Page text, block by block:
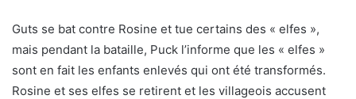
Guts se bat contre Rosine et tue certains des « elfes »,
mais pendant la bataille, Puck l’informe que les « elfes »
sont en fait les enfants enlevés qui ont été transformés.
Rosine et ses elfes se retirent et les villageois accusent